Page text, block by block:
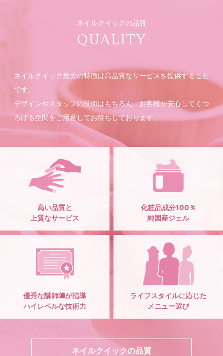
ネイルクイックの品質
QUALITY
ネイルクイック最大の特徴は高品質なサービスを提供すること
です。
デザインやスタッフの技術はもちろん、お客様が安心してくつ
ろげる空間をご用意してお待ちしております。
高い品質と
上質なサービス
化粧品成分100％
純国産ジェル
優秀な講師陣が指導
ハイレベルな技術力
ライフスタイルに応じた
メニュー選び
ネイルクイックの品質